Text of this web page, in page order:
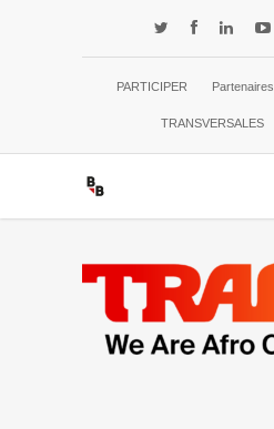
PARTICIPER Partenaires
TRANSVERSALES